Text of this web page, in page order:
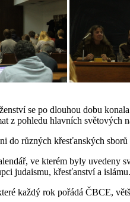
se po dlouhou dobu
z pohledu hlavních světových
do různých křesťanských
ve kterém byly uvedeny
judaismu, křesťanství a islámu.
každý rok pořádá ČBCE,